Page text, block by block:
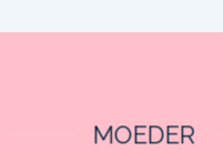
MOEDER